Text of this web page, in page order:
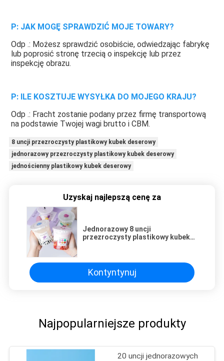
P: JAK MOGĘ SPRAWDZIĆ MOJE TOWARY?
Odp .: Możesz sprawdzić osobiście, odwiedzając fabrykę
lub poprosić stronę trzecią o inspekcję lub przez
inspekcję obrazu.
P: ILE KOSZTUJE WYSYŁKA DO MOJEGO KRAJU?
Odp .: Fracht zostanie podany przez firmę transportową
na podstawie Twojej wagi brutto i CBM.
8 uncji przezroczysty plastikowy kubek deserowy
jednorazowy przezroczysty plastikowy kubek deserowy
jednościenny plastikowy kubek deserowy
Uzyskaj najlepszą cenę za
Jednorazowy 8 uncji
przezroczysty plastikowy kubek
Kontyntynuj
Najpopularniejsze produkty
20 uncji jednorazowych